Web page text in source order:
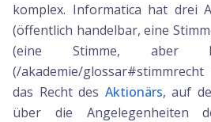
komplex. Informatica hat drei
(öffentlich handelbar, eine
(eine Stimme, aber
(/akademie/
das Recht des Aktionärs, auf
über die Angelegenheiten